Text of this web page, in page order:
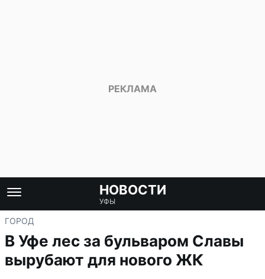
НОВОСТИ
УФЫ
ГОРОД
В Уфе лес за бульваром Славы
вырубают для нового ЖК